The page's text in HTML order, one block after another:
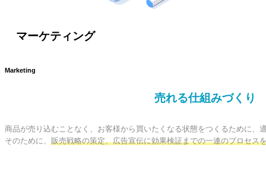
マーケティング
Marketing
売れる仕組みづくり
商品が売り込むことなく、お客様から買いたくなる状態をつくるために
そのために、 販売戦略の策定、広告宣伝に効果検証までの一連のプロセス